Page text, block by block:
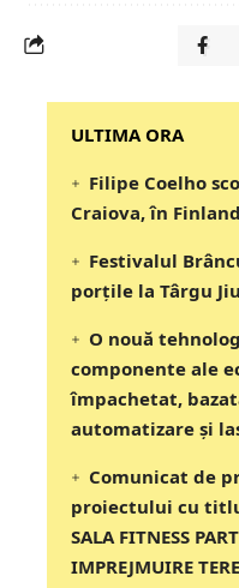
‎‎‎‎‎‎‎ULTIMA ORA
Filipe Coelho
Craiova, în
Festivalul
porțile la Târgu Jiu
O nouă
componente ale
împachetat,
automatizare și
Comunicat de
proiectului cu titlul
SALA FITNESS
IMPREJMUIRE